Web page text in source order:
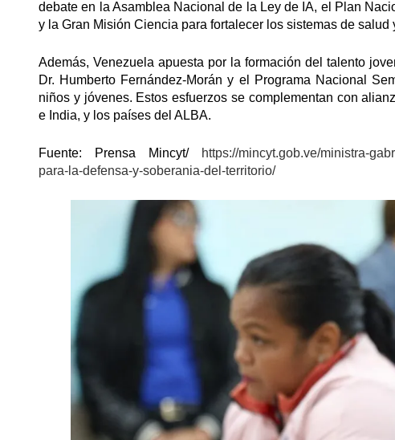
debate en la Asamblea Nacional de la Ley de IA, el Plan
y la Gran Misión Ciencia para fortalecer los sistemas de salud
Además, Venezuela apuesta por la formación del talento
Dr. Humberto Fernández-Morán y el Programa Nacional
niños y jóvenes. Estos esfuerzos se complementan con
e India, y los países del ALBA.
Fuente: Prensa Mincyt/
https://mincyt.gob.ve/ministra-
para-la-defensa-y-soberania-del-territorio/